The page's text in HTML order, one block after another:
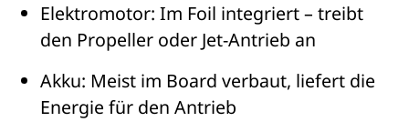
Elektromotor: Im Foil integriert – treibt
den Propeller oder Jet-Antrieb an
Akku: Meist im Board verbaut, liefert die
Energie für den Antrieb